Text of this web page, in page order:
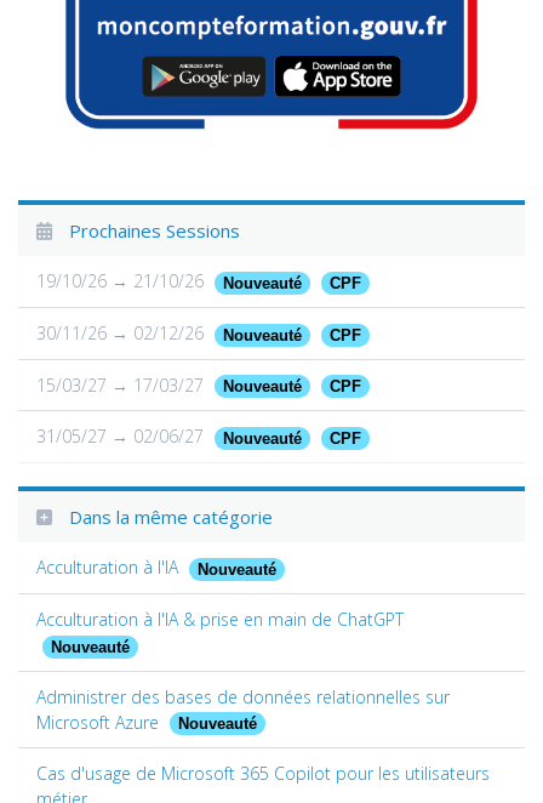
Prochaines Sessions
19/10/26 → 21/10/26 Nouveauté CPF
30/11/26 → 02/12/26 Nouveauté CPF
15/03/27 → 17/03/27 Nouveauté CPF
31/05/27 → 02/06/27 Nouveauté CPF
Dans la même catégorie
Acculturation à l'IA Nouveauté
Acculturation à l'IA & prise en main de ChatGPT
Nouveauté
Administrer des bases de données relationnelles sur
Microsoft Azure
Nouveauté
Cas d'usage de Microsoft 365 Copilot pour les utilisateurs